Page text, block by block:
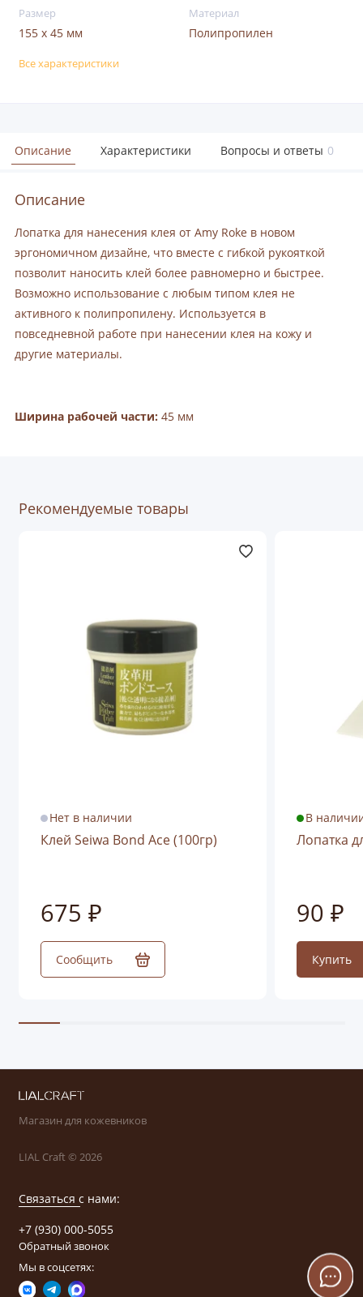
Размер
155 x 45 мм
Материал
Полипропилен
Все характеристики
Описание Характеристики Вопросы и ответы 0
Описание
Лопатка для нанесения клея от Amy Roke в новом
эргономичном дизайне, что вместе с гибкой рукояткой
позволит наносить клей более равномерно и быстрее.
Возможно использование с любым типом клея не
активного к полипропилену. Используется в
повседневной работе при нанесении клея на кожу и
другие материалы.
Ширина рабочей части: 45 мм
Рекомендуемые товары
Нет в наличии
Клей Seiwa Bond Ace (100гр)
675 ₽
Сообщить
В
Лопатка
90 ₽
Купить
Магазин для кожевников
LIAL Craft © 2026
Связаться с нами:
+7 (930) 000-5055
Обратный звонок
Мы в соцсетях: